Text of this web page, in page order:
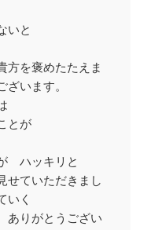
いと
を褒めたたえま
います。
とが
ハッキリと
ていただきまし
いく
ありがとうござい